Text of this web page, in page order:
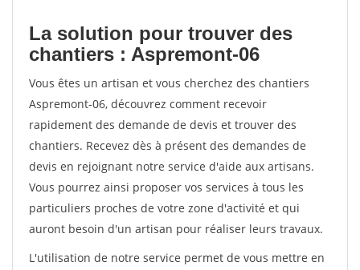
La solution pour trouver des
chantiers : Aspremont-06
Vous êtes un artisan et vous cherchez des chantiers
Aspremont-06, découvrez comment recevoir
rapidement des demande de devis et trouver des
chantiers. Recevez dès à présent des demandes de
devis en rejoignant notre service d'aide aux artisans.
Vous pourrez ainsi proposer vos services à tous les
particuliers proches de votre zone d'activité et qui
auront besoin d'un artisan pour réaliser leurs travaux.
L'utilisation de notre service permet de vous mettre en